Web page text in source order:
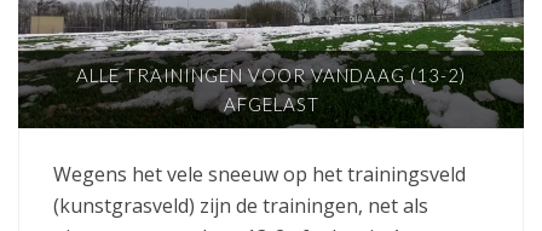
ALLE TRAININGEN VOOR VANDAAG (13-2)
AFGELAST
Wegens het vele sneeuw op het trainingsveld
(kunstgrasveld) zijn de trainingen, net als